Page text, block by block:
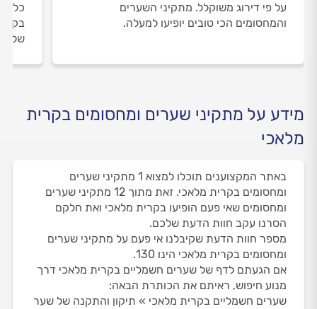
על פי דירוג משוקלל. מתקיני השערים
והמחסומים הכי טובים יופיעו למעלה.
כל
שלנו
מידע על מתקיני שערים ומחסומים בקרית
מלאכי
באתר המקצוענים תוכלו למצוא 1 מתקיני שערים
ומחסומים בקרית מלאכי. זאת מתוך 12 מתקיני שערים
ומחסומים שאי פעם הופיעו בקרית מלאכי ואת חלקם
הסרנו עקב חוות הדעת שלכם.
מספר חוות הדעת שקיבלנו אי פעם על מתקיני שערים
ומחסומים בקרית מלאכי הינו 130.
אם הגעתם לדף של שערים חשמליים בקרית מלאכי דרך
מנוע חיפוש, ראיתם את הכותרת הבאה:
שערים חשמליים בקרית מלאכי » תיקון והתקנה של שער